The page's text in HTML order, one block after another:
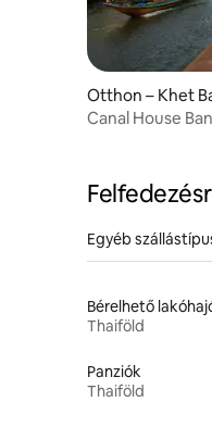
Otthon – Khet
Canal House
Egyéb
Bérelhető
Thaiföld
Panziók
Thaiföld